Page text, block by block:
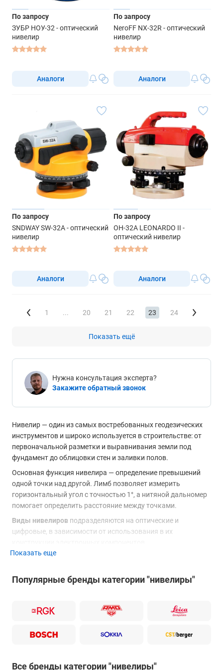
По запросу
ЗУБР НОУ-32 - оптический
нивелир
Аналоги
По запросу
NeroFF NX-32R - оптический
нивелир
Аналоги
По запросу
SNDWAY SW-32A - оптический
нивелир
Аналоги
По запросу
OH-32A LEONARDO II -
оптический нивелир
Аналоги
1 ... 20 21 22 23 24
Показать ещё
Нужна консультация эксперта?
Закажите обратный звонок
Нивелир — один из самых востребованных геодезических
инструментов и широко используется в строительстве: от
первоначальной разметки и выравнивания земли под
фундамент до облицовки стен и заливки полов.
Основная функция нивелира — определение превышений
одной точки над другой. Лимб позволяет измерить
горизонтальный угол с точностью 1°, а нитяной дальномер
помогает определить расстояние между точками.
Виды нивелиров подразделяются на оптические и
цифровые, в зависимости от использования в их
Применение нивелира
Выполнение ландшафтных работ.
Установка технологического оборудования.
Наблюдение за осадкой зданий.
геодезических сетей.
±2,5 мм до высокоточных — ±0,3 мм, предназначенных для
Показать еще
Популярные бренды категории "нивелиры"
Все бренды категории "нивелиры"